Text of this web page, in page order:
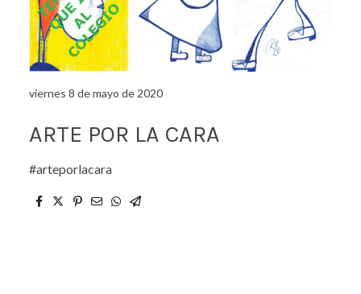
viernes 8 de mayo de 2020
ARTE POR LA CARA
#arteporlacara